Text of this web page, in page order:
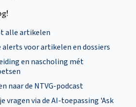
alle artikelen
alerts voor artikelen en dossiers
en nascholing mét
naar de NTVG-podcast
vragen via de AI-toepassing 'Ask